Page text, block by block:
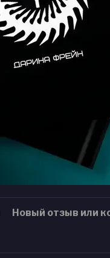
Новый отзыв или